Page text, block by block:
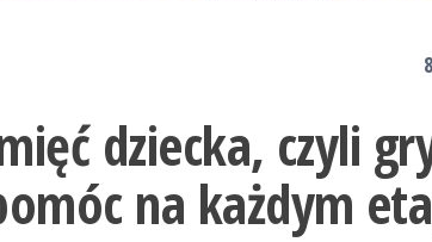
dziecka, czyli
na każdym